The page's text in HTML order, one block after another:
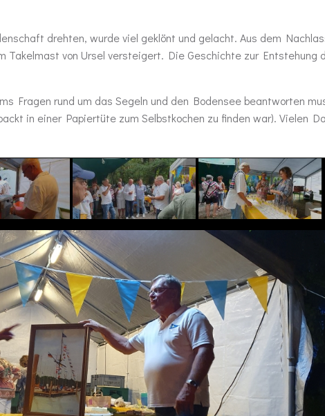
drehten, wurde viel geklönt und gelacht. Aus dem
Takelmast von Ursel versteigert. Die Geschichte zur
Fragen rund um das Segeln und den Bodensee beantworten
in einer Papiertüte zum Selbstkochen zu finden war). Vielen